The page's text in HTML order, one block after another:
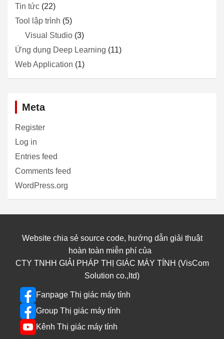
Tin tức (22)
Tool lập trình (5)
Visual Studio (3)
Ứng dụng Deep Learning (11)
Web Application (1)
Meta
Register
Log in
Entries feed
Comments feed
WordPress.org
Website chia sẻ source code, hướng dẫn giải thuật
hoàn toàn miễn phí của
CTY TNHH GIẢI PHÁP THỊ GIÁC MÁY TÍNH (VisCom
Solution co.,ltd)
Fanpage Thị giác máy tính
Group Thị giác máy tính
Kênh Thị giác máy tính